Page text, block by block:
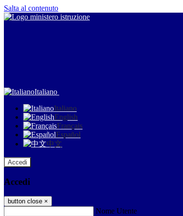
Salta al contenuto
Italiano
Italiano
English
Français
Español
中文
Accedi
Accedi
button close ×
Nome Utente